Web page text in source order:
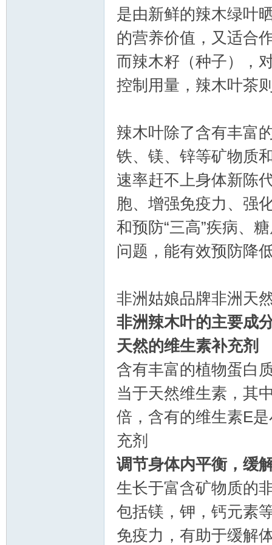
是由新鲜的辣木绿叶
的营养价值，又适合
而辣木籽（种子），
控制用量，辣木叶茶
辣木叶除了含有丰富
铁、镁、锌等矿物质
速率赶不上身体新陈
胞、增强免疫力、强
和预防“三高”疾病、
问题，能有效预防降
非洲姑娘品牌非洲天
非洲辣木叶的主要成
天然的维生素补充剂
含有丰富的植物蛋白
当于天然维生素，其
倍，含有的维生素E
充剂
调节身体内平衡，缓
生长于富含矿物质的
包括镁，钾，钙元素
免疫力，有助于缓解